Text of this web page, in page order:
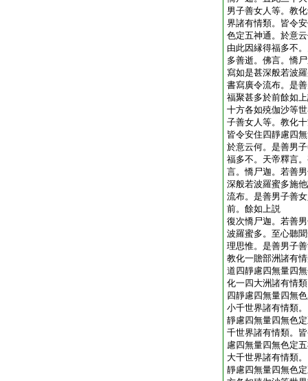
男子善女人等。教
界諸有情類。皆令
色定五神通。於意
由此因縁得福多不
多善逝。佛言。憍
寫如是甚深般若波
書寫廣令流布。是
福聚甚多於前餘如
十方各如殑伽沙等
子善女人等。教化
皆令安住四靜慮四
於意云何。是善男
福多不。天帝釋言
言。憍尸迦。若善
深般若波羅蜜多施
流布。是善男子善
前。餘如上説
復次憍尸迦。若善
波羅蜜多。至心聽
理思惟。是善男子
教化一贍部洲諸有
道四靜慮四無量四
化一四大洲諸有情
四靜慮四無量四無
小千世界諸有情類
靜慮四無量四無色
千世界諸有情類。
慮四無量四無色定
大千世界諸有情類
靜慮四無量四無色